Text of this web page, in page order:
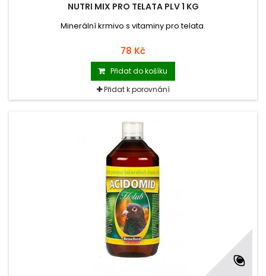
NUTRI MIX PRO TELATA PLV 1 KG
Minerální krmivo s vitaminy pro telata.
78 Kč
Přidat do košíku
Přidat k porovnání